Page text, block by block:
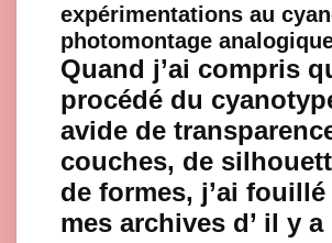
expérimentations au
photomontage
Quand j’ai compris
procédé du
avide de
couches, de
de formes, j’ai
mes archives d’ il y